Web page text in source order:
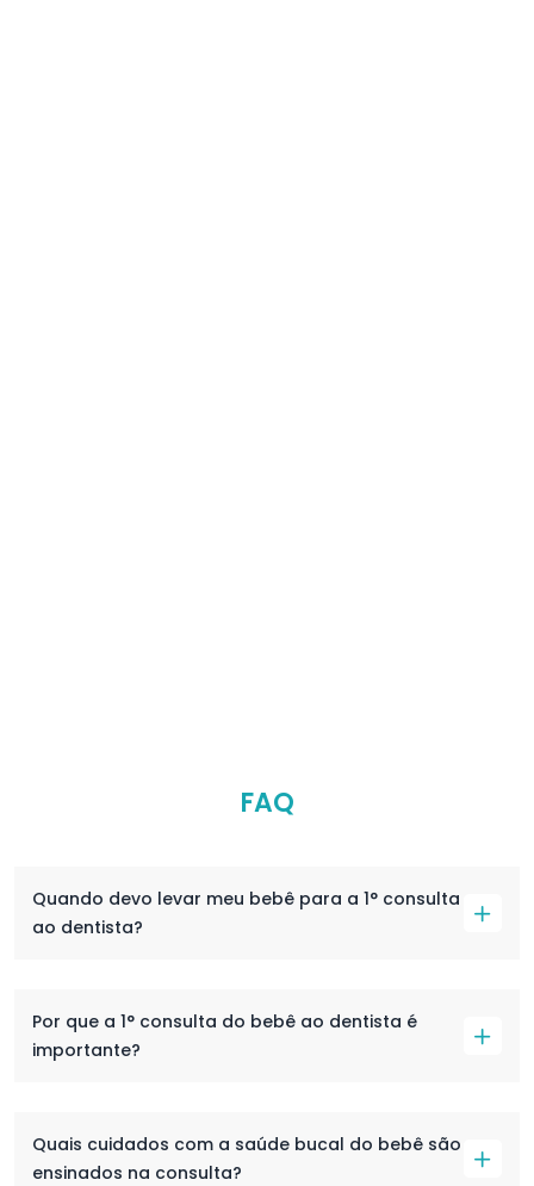
FAQ
Quando devo levar meu bebê para a 1° consulta
ao dentista?
Por que a 1° consulta do bebê ao dentista é
importante?
Quais cuidados com a saúde bucal do bebê são
ensinados na consulta?